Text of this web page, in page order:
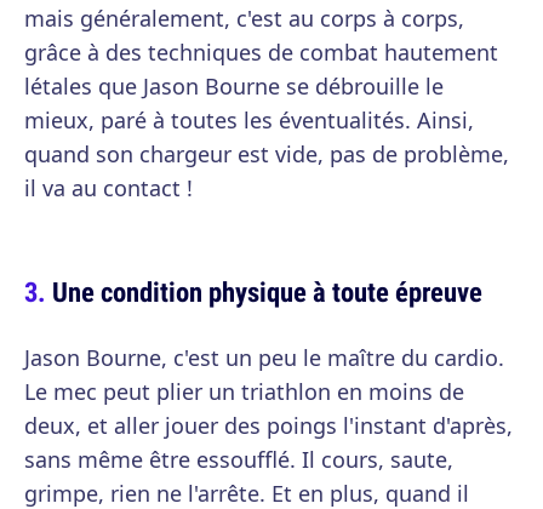
mais généralement, c'est au corps à corps,
grâce à des techniques de combat hautement
létales que Jason Bourne se débrouille le
mieux, paré à toutes les éventualités. Ainsi,
quand son chargeur est vide, pas de problème,
il va au contact !
Une condition physique à toute épreuve
Jason Bourne, c'est un peu le maître du cardio.
Le mec peut plier un triathlon en moins de
deux, et aller jouer des poings l'instant d'après,
sans même être essoufflé. Il cours, saute,
grimpe, rien ne l'arrête. Et en plus, quand il